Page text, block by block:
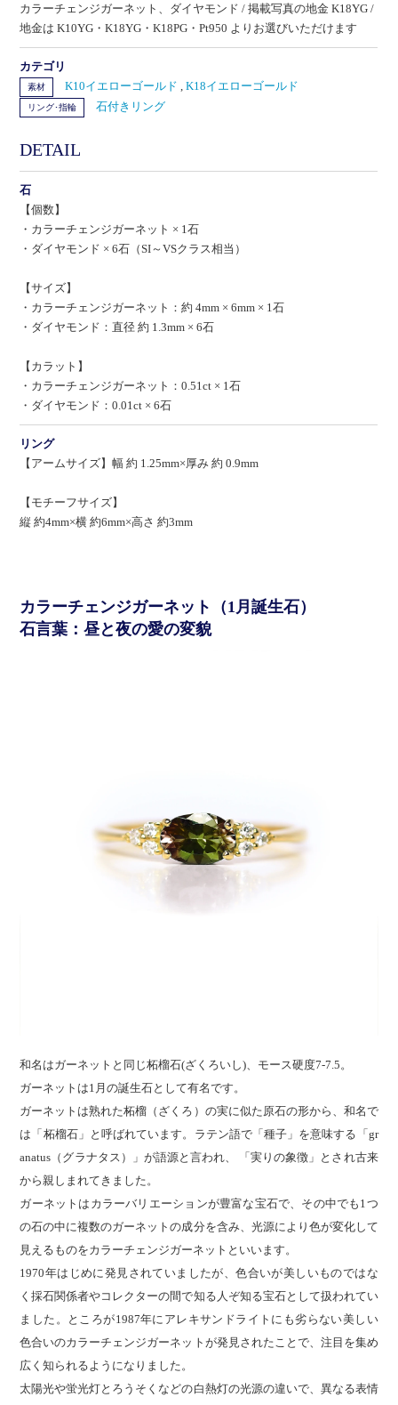
カラーチェンジガーネット、ダイヤモンド / 掲載写真の地金 K18YG /
地金は K10YG・K18YG・K18PG・Pt950 よりお選びいただけます
カテゴリ
素材 K10イエローゴールド ,K18イエローゴールド
リング･指輪 石付きリング
DETAIL
石
【個数】
・カラーチェンジガーネット × 1石
・ダイヤモンド × 6石（SI～VSクラス相当）
【サイズ】
・カラーチェンジガーネット：約 4mm × 6mm × 1石
・ダイヤモンド：直径 約 1.3mm × 6石
【カラット】
・カラーチェンジガーネット：0.51ct × 1石
・ダイヤモンド：0.01ct × 6石
リング
【アームサイズ】幅 約 1.25mm×厚み 約 0.9mm
【モチーフサイズ】
縦 約4mm×横 約6mm×高さ 約3mm
カラーチェンジガーネット（1月誕生石）
石言葉：昼と夜の愛の変貌
和名はガーネットと同じ柘榴石(ざくろいし)、モース硬度7-7.5。
ガーネットは1月の誕生石として有名です。
ガーネットは熟れた柘榴（ざくろ）の実に似た原石の形から、和名で
は「柘榴石」と呼ばれています。ラテン語で「種子」を意味する「gr
anatus（グラナタス）」が語源と言われ、 「実りの象徴」とされ古来
から親しまれてきました。
ガーネットはカラーバリエーションが豊富な宝石で、その中でも1つ
の石の中に複数のガーネットの成分を含み、光源により色が変化して
見えるものをカラーチェンジガーネットといいます。
1970年はじめに発見されていましたが、色合いが美しいものではな
く採石関係者やコレクターの間で知る人ぞ知る宝石として扱われてい
ました。ところが1987年にアレキサンドライトにも劣らない美しい
色合いのカラーチェンジガーネットが発見されたことで、注目を集め
広く知られるようになりました。
太陽光や蛍光灯とろうそくなどの白熱灯の光源の違いで、異なる表情